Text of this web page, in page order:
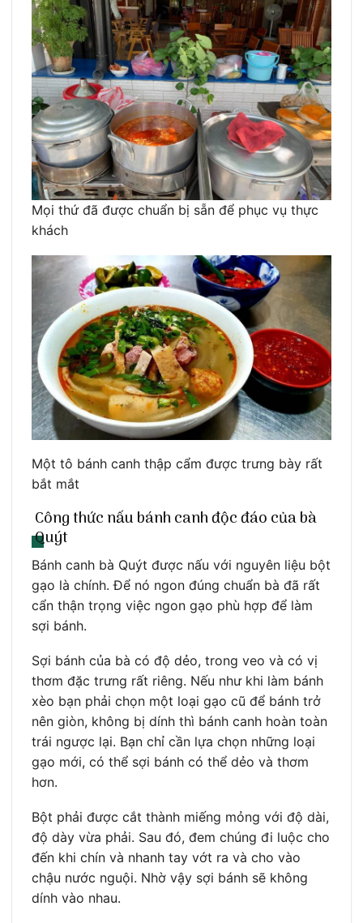
Mọi thứ đã được chuẩn bị sẵn để phục vụ thực
khách
Một tô bánh canh thập cẩm được trưng bày rất
bắt mắt
Công thức nấu bánh canh độc đáo của bà
Quýt
Bánh canh bà Quýt được nấu với nguyên liệu bột
gạo là chính. Để nó ngon đúng chuẩn bà đã rất
cẩn thận trọng việc ngon gạo phù hợp để làm
sợi bánh.
Sợi bánh của bà có độ dẻo, trong veo và có vị
thơm đặc trưng rất riêng. Nếu như khi làm bánh
xèo bạn phải chọn một loại gạo cũ để bánh trở
nên giòn, không bị dính thì bánh canh hoàn toàn
trái ngược lại. Bạn chỉ cần lựa chọn những loại
gạo mới, có thể sợi bánh có thể dẻo và thơm
hơn.
Bột phải được cắt thành miếng mỏng với độ dài,
độ dày vừa phải. Sau đó, đem chúng đi luộc cho
đến khi chín và nhanh tay vớt ra và cho vào
chậu nước nguội. Nhờ vậy sợi bánh sẽ không
dính vào nhau.